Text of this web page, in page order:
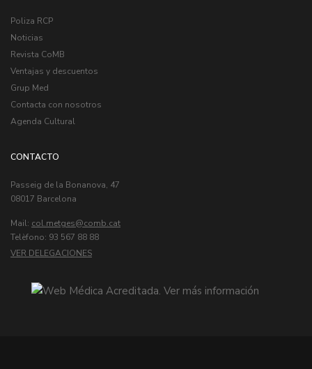
Poliza RCP
Noticias
Revista CoMB
Ventajas y descuentos
Grup Med
Contacta con nosotros
Agenda Cultural
CONTACTO
Passeig de la Bonanova, 47
08017 Barcelona
Mail: col.metges
Telèfono: 93 567 88 88
VER DELEGACIONES